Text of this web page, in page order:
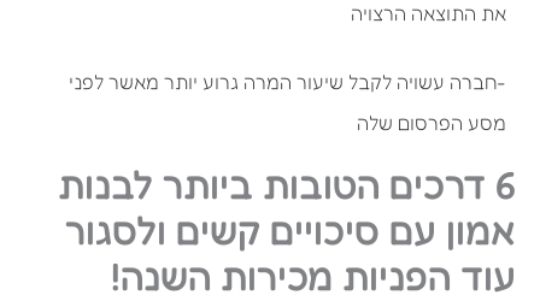
את התוצאה הרצויה
-חברה עשויה לקבל שיעור המרה גרוע יותר מאשר לפני
מסע הפרסום שלה
6 דרכים הטובות ביותר לבנות
אמון עם סיכויים קשים ולסגור
עוד הפניות מכירות השנה!